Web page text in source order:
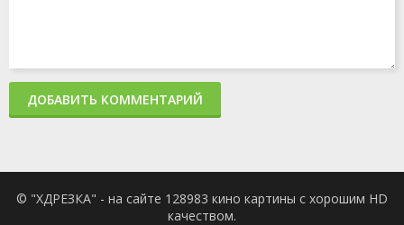
ДОБАВИТЬ КОММЕНТАРИЙ
© "ХДРЕЗКА" - на сайте 128983 кино картины с хорошим HD
качеством.